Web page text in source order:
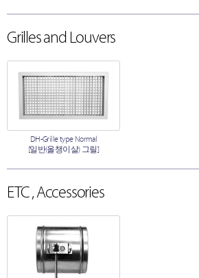
Grilles and Louvers
DH-Grille type Normal
[일반(올챙이살) 그릴]
ETC , Accessories